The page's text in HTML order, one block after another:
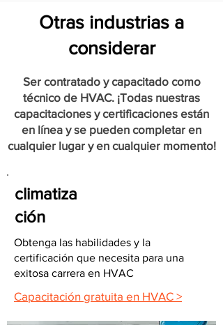
Otras industrias a
considerar
Ser contratado y capacitado como
técnico de HVAC. ¡Todas nuestras
capacitaciones y certificaciones están
en línea y se pueden completar en
cualquier lugar y en cualquier momento!
climatiza
ción
Obtenga las habilidades y la
certificación que necesita para una
exitosa carrera en HVAC
Capacitación gratuita en HVAC >